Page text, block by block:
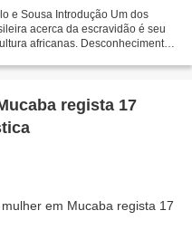
e Sousa Introdução Um dos
acerca da escravidão é seu
africanas. Desconhecimento
regista 17